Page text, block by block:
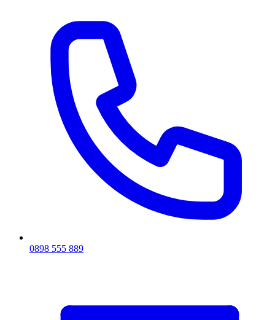
0898 555 889